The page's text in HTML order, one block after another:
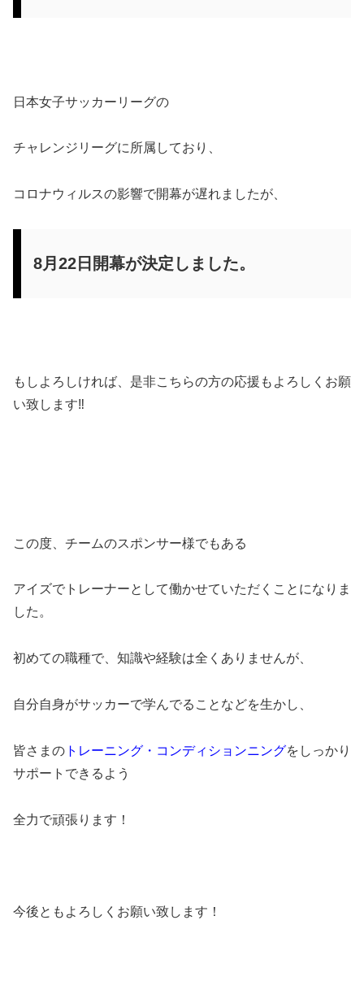
日本女子サッカーリーグの
チャレンジリーグに所属しており、
コロナウィルスの影響で開幕が遅れましたが、
8月22日開幕が決定しました。
もしよろしければ、是非こちらの方の応援もよろしくお願
い致します‼️
この度、チームのスポンサー様でもある
アイズでトレーナーとして働かせていただくことになりま
した。
初めての職種で、知識や経験は全くありませんが、
自分自身がサッカーで学んでることなどを生かし、
皆さまの トレーニング・コンディションニングをしっかり
サポートできるよう
全力で頑張ります！
今後ともよろしくお願い致します！